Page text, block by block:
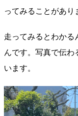
ってみることがあり
走ってみるとわかる
んです。写真で伝わ
います。